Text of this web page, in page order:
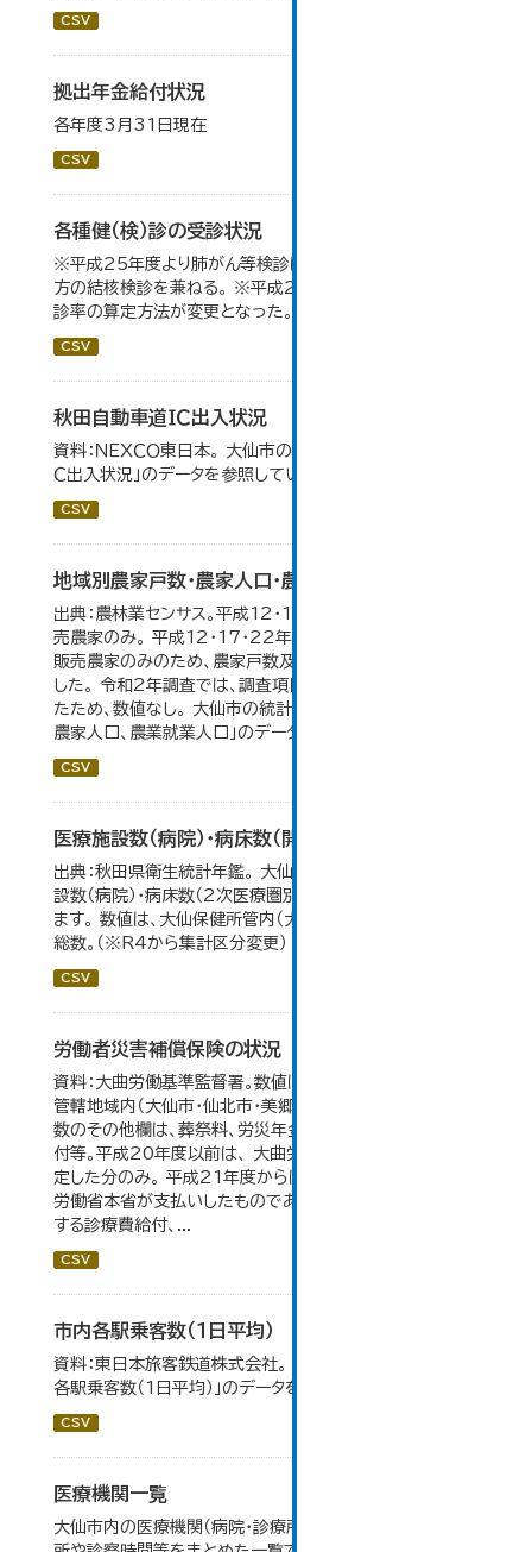
CSV
拠出年金給付状況
各年度3月31日現在
CSV
各種健（検）診の受診状況
※平成25年度より肺がん等検診については65歳以上の
方の結核検診を兼ねる。 ※平成28年度分よりがん検診受
診率の算定方法が変更となった。
CSV
秋田自動車道ＩＣ出入状況
資料：ＮＥＸＣＯ東日本。 大仙市の統計「8-1 秋田自動車道Ｉ
Ｃ出入状況」のデータを参照しています。
CSV
地域別農家戸数・農家人口・農業就業人口
出典：農林業センサス。平成12・17・22・27年数値は、販
売農家のみ。 平成12・17・22年の農業就業人口データが
販売農家のみのため、農家戸数及び人口も販売農家のみと
した。 令和2年調査では、調査項目・集計体系が変更となっ
たため、数値なし。 大仙市の統計「3-2 地域別農家戸数、
農家人口、農業就業人口」のデータを参照しています。
CSV
医療施設数（病院）・病床数（開設主体・保健所別）
出典：秋田県衛生統計年鑑。 大仙市の統計「11-11 医療施
設数（病院）・病床数（2次医療圏別)」のデータを参照してい
ます。 数値は、大仙保健所管内（大仙市・仙北市・美郷町）の
総数。（※R4から集計区分変更）
CSV
労働者災害補償保険の状況
資料：大曲労働基準監督署。数値は大曲労働基準監督署の
管轄地域内（大仙市・仙北市・美郷町）の合計。 保険給付件
数のその他欄は、葬祭料、労災年金受給者への介護補償給
付等。平成20年度以前は、 大曲労働基準監督署が支給決
定した分のみ。 平成21年度からは、業務集中化により厚生
労働省本省が支払いしたものであり、指定医療機関等に対
する診療費給付、...
CSV
市内各駅乗客数（１日平均）
資料：東日本旅客鉄道株式会社。 大仙市の統計「8-2 市内
各駅乗客数（1日平均）」のデータを参照しています。
CSV
医療機関一覧
大仙市内の医療機関（病院・診療所・歯科診療所・薬局）の住